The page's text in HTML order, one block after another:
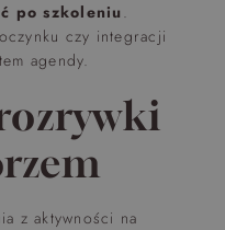
po szkoleniu .
czy integracji
agendy.
z aktywności na